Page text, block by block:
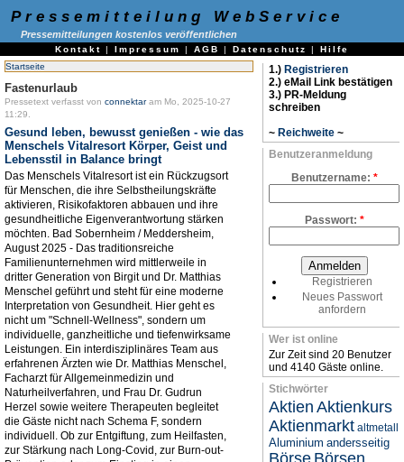
Pressemitteilung WebService
Pressemitteilungen kostenlos veröffentlichen
Kontakt | Impressum | AGB | Datenschutz | Hilfe
Startseite
Fastenurlaub
Pressetext verfasst von connektaram Mo, 2025-10-27
11:29.
Gesund leben, bewusst genießen - wie das
Menschels Vitalresort Körper, Geist und
Lebensstil in Balance bringt
Das Menschels Vitalresort ist ein Rückzugsort
für Menschen, die ihre Selbstheilungskräfte
aktivieren, Risikofaktoren abbauen und ihre
gesundheitliche Eigenverantwortung stärken
möchten. Bad Sobernheim / Meddersheim,
August 2025 - Das traditionsreiche
Familienunternehmen wird mittlerweile in
dritter Generation von Birgit und Dr. Matthias
Menschel geführt und steht für eine moderne
Interpretation von Gesundheit. Hier geht es
nicht um "Schnell-Wellness", sondern um
individuelle, ganzheitliche und tiefenwirksame
Leistungen. Ein interdisziplinäres Team aus
erfahrenen Ärzten wie Dr. Matthias Menschel,
Facharzt für Allgemeinmedizin und
Naturheilverfahren, und Frau Dr. Gudrun
Herzel sowie weitere Therapeuten begleitet
die Gäste nicht nach Schema F, sondern
individuell. Ob zur Entgiftung, zum Heilfasten,
zur Stärkung nach Long-Covid, zur Burn-out-
1.) Registrieren
2.) eMail Link bestätigen
3.) PR-Meldung
schreiben
~ Reichweite ~
Benutzeranmeldung
Benutzername: *
Passwort: *
Registrieren
Neues Passwort
anfordern
Wer ist online
Zur Zeit sind 20 Benutzer
und 4140 Gäste online.
Stichwörter
Aktien Aktienkurs
Aktienmarkt altmetall
Aluminium andersseitig
Börse Börsen